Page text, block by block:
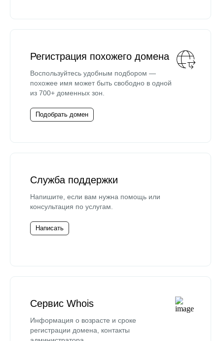
Регистрация похожего домена
Воспользуйтесь удобным подбором —
похожее имя может быть свободно в одной
из 700+ доменных зон.
Подобрать домен
Служба поддержки
Напишите, если вам нужна помощь или
консультация по услугам.
Написать
Сервис Whois
Информация о возрасте и сроке
регистрации домена, контакты